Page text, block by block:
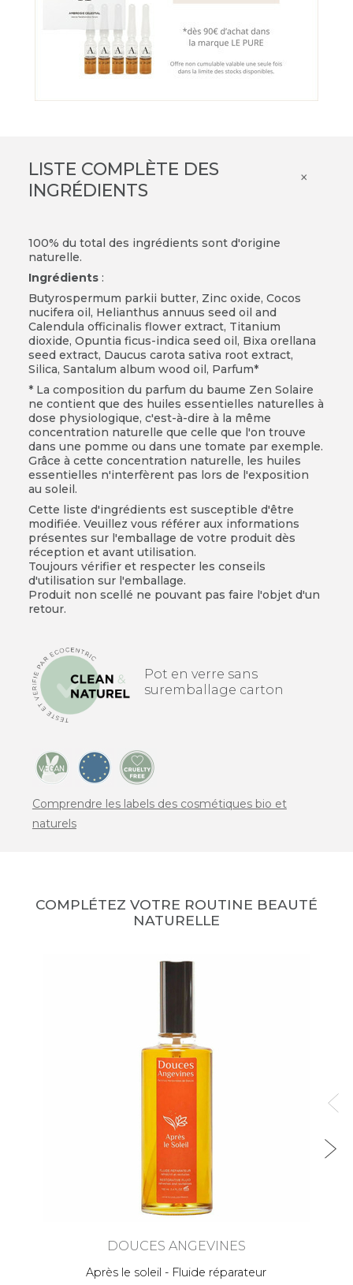
LISTE COMPLÈTE DES
INGRÉDIENTS
×
100% du total des ingrédients sont d'origine
naturelle.
Ingrédients:
Butyrospermum parkii butter, Zinc oxide, Cocos
nucifera oil, Helianthus annuus seed oil and
Calendula officinalis flower extract, Titanium
dioxide, Opuntia ficus-indica seed oil, Bixa orellana
seed extract, Daucus carota sativa root extract,
Silica, Santalum album wood oil, Parfum*
* La composition du parfum du baume Zen Solaire
ne contient que des huiles essentielles naturelles à
dose physiologique, c'est-à-dire à la même
concentration naturelle que celle que l'on trouve
dans une pomme ou dans une tomate par exemple.
Grâce à cette concentration naturelle, les huiles
essentielles n'interfèrent pas lors de l'exposition
au soleil.
Cette liste d'ingrédients est susceptible d'être
modifiée. Veuillez vous référer aux informations
présentes sur l'emballage de votre produit dès
réception et avant utilisation.
Toujours vérifier et respecter les conseils
d'utilisation sur l'emballage.
Produit non scellé ne pouvant pas faire l'objet d'un
retour.
Pot en verre sans
suremballage carton
Comprendre les labels des cosmétiques bio et
naturels
COMPLÉTEZ VOTRE ROUTINE BEAUTÉ
NATURELLE
DOUCES ANGEVINES
Après le soleil - Fluide réparateur